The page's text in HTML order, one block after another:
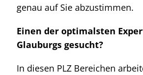
genau auf Sie abzustimmen.
Einen der optimalsten
Glauburgs gesucht?
In diesen PLZ Bereichen